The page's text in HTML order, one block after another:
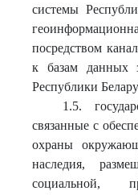
системы
посредством
к базам данных
Республики
1.5.
связанные с
охраны
наследия,
социальной,